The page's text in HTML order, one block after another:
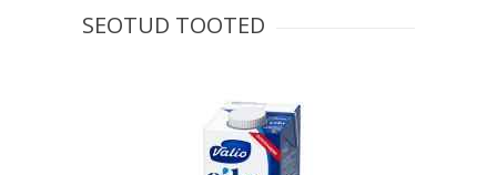
SEOTUD TOOTED